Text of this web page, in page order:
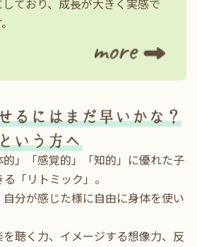
りの個性やペースを大切にしながら、安心
くお願いいたします。
日はこれやりたい！」と話して
ったあとに嬉しそうにおうちの
、私たちも毎回ほっこりしてい
できた！」だけではなく、「楽
力」も育っているように感じま
ており、成長が大きく実感で
」「感覚的」「知的」に優れた子
「リトミック」。
自分が感じた様に自由に身体を使い
を聴く力、イメージする想像力、反